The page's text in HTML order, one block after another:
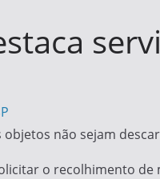
não sejam
o recolhimento de